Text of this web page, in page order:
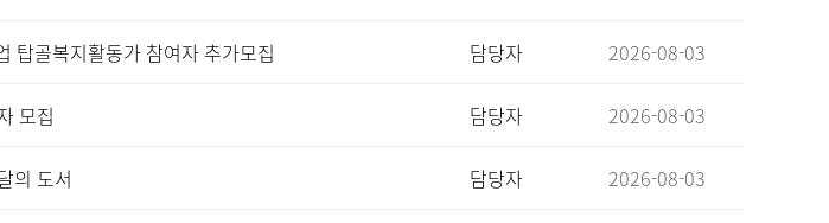
탑골복지활동가 참여자 추가모집 담당자 2026-08-03
모집 담당자 2026-08-03
의 도서 담당자 2026-08-03